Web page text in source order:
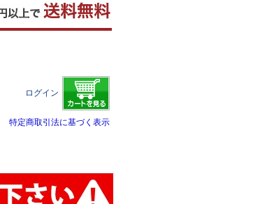
ログイン
特定商取引法に基づく表示